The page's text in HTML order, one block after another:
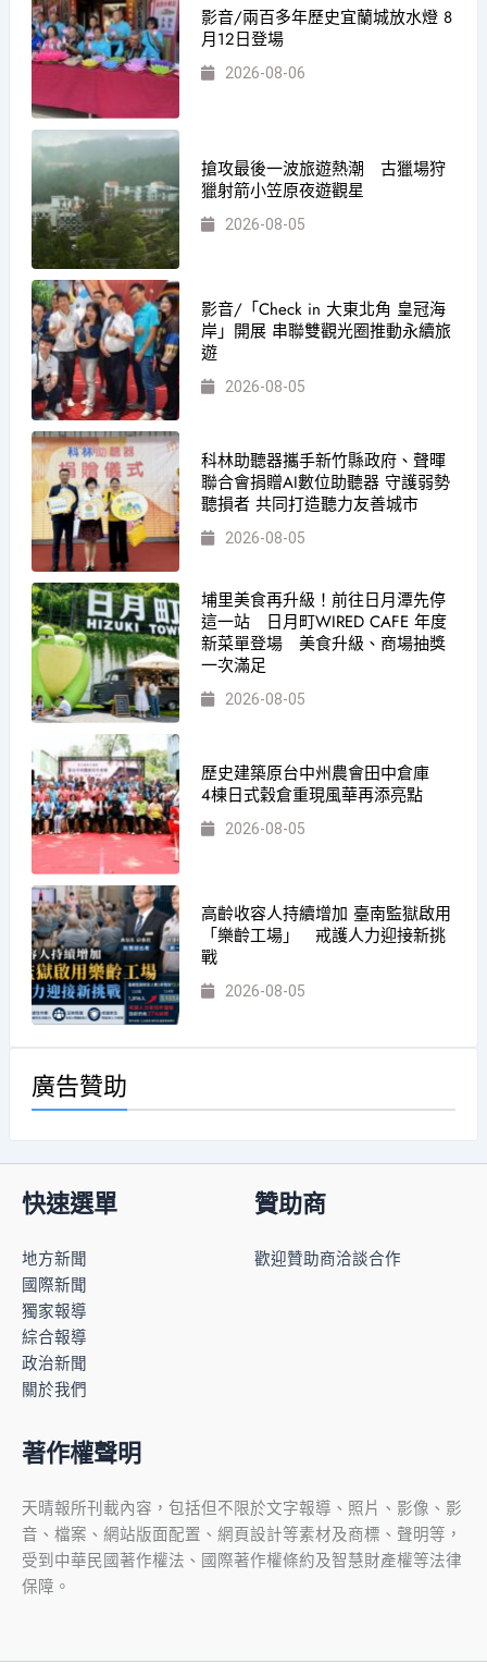
影音/兩百多年歷史宜蘭城放水燈 8
月12日登場
2026-08-06
搶攻最後一波旅遊熱潮 古獵場狩
獵射箭小笠原夜遊觀星
2026-08-05
影音/「Check in 大東北角 皇冠海
岸」開展 串聯雙觀光圈推動永續旅
遊
2026-08-05
科林助聽器攜手新竹縣政府、聲暉
聯合會捐贈AI數位助聽器 守護弱勢
聽損者 共同打造聽力友善城市
2026-08-05
埔里美食再升級！前往日月潭先停
這一站 日月町WIRED CAFE 年度
新菜單登場 美食升級、商場抽獎
一次滿足
2026-08-05
歷史建築原台中州農會田中倉庫
4棟日式穀倉重現風華再添亮點
2026-08-05
高齡收容人持續增加 臺南監獄啟用
「樂齡工場」 戒護人力迎接新挑
戰
2026-08-05
廣告贊助
快速選單
地方新聞
國際新聞
獨家報導
綜合報導
政治新聞
關於我們
贊助商
歡迎贊助商洽談合作
著作權聲明
天晴報所刊載內容，包括但不限於文字報導、照片、影像、影
音、檔案、網站版面配置、網頁設計等素材及商標、聲明等，
受到中華民國著作權法、國際著作權條約及智慧財產權等法律
保障。